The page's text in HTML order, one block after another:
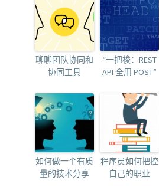
聊聊团队协同和
协同工具
“一把梭：REST
API 全用 POST”
如何做一个有质
量的技术分享
程序员如何把控
自己的职业